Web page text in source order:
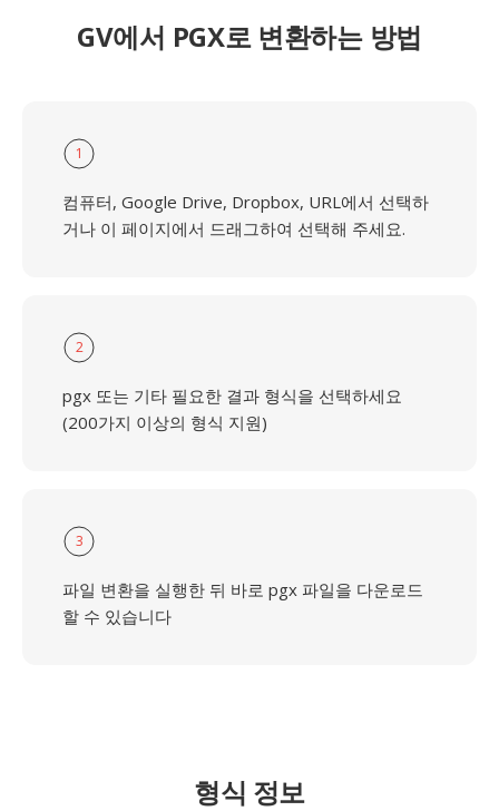
GV에서 PGX로 변환하는 방법
1
컴퓨터, Google Drive, Dropbox, URL에서 선택하
거나 이 페이지에서 드래그하여 선택해 주세요.
2
pgx 또는 기타 필요한 결과 형식을 선택하세요
(200가지 이상의 형식 지원)
3
파일 변환을 실행한 뒤 바로 pgx 파일을 다운로드
할 수 있습니다
형식 정보